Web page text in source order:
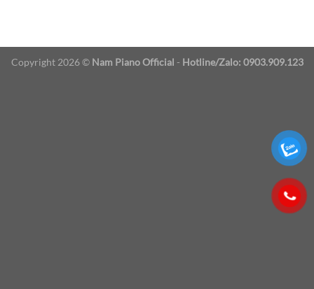
Copyright 2026 © Nam Piano Official - Hotline/Zalo: 0903.909.123